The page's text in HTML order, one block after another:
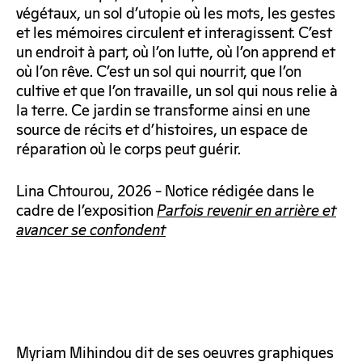
végétaux, un sol d’utopie où les mots, les gestes
et les mémoires circulent et interagissent. C’est
un endroit à part, où l’on lutte, où l’on apprend et
où l’on rêve. C’est un sol qui nourrit, que l’on
cultive et que l’on travaille, un sol qui nous relie à
la terre. Ce jardin se transforme ainsi en une
source de récits et d’histoires, un espace de
réparation où le corps peut guérir.
Lina Chtourou, 2026 – Notice rédigée dans le
cadre de l’expositionParfois revenir en arrière et
avancer se confondent
Myriam Mihindou dit de ses oeuvres graphiques